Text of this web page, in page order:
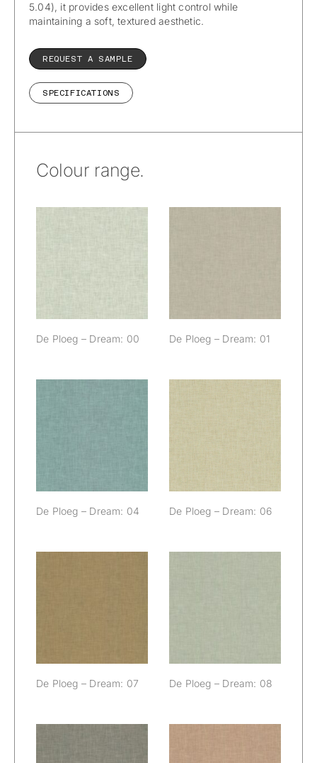
5.04), it provides excellent light control while
maintaining a soft, textured aesthetic.
REQUEST A SAMPLE
SPECIFICATIONS
Colour range.
De Ploeg – Dream: 00 De Ploeg – Dream: 01
De Ploeg – Dream: 04
Dream: 06
De Ploeg – Dream: 06
De Ploeg – Dream: 07 De Ploeg – Dream: 08